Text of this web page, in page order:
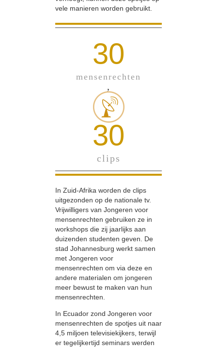
vele manieren worden gebruikt.
30
mensenrechten
,
30
clips
In Zuid-Afrika worden de clips
uitgezonden op de nationale tv.
Vrijwilligers van Jongeren voor
mensenrechten gebruiken ze in
workshops die zij jaarlijks aan
duizenden studenten geven. De
stad Johannesburg werkt samen
met Jongeren voor
mensenrechten om via deze en
andere materialen om jongeren
meer bewust te maken van hun
mensenrechten.
In Ecuador zond Jongeren voor
mensenrechten de spotjes uit naar
4,5 miljoen televisiekijkers, terwijl
er tegelijkertijd seminars werden